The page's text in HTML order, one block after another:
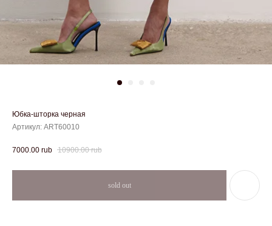
Юбка-шторка черная
Артикул: ART60010
7000.00 rub 10900.00 rub